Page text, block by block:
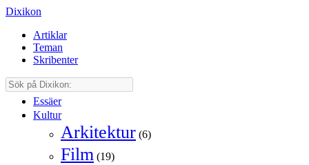
Dixikon
Artiklar
Teman
Skribenter
Essäer
Kultur
Arkitektur (6)
Film (19)